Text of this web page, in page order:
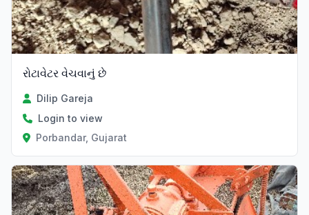
રોટાવેટર વેચવાનું છે
Dilip Gareja
Login to view
Porbandar, Gujarat